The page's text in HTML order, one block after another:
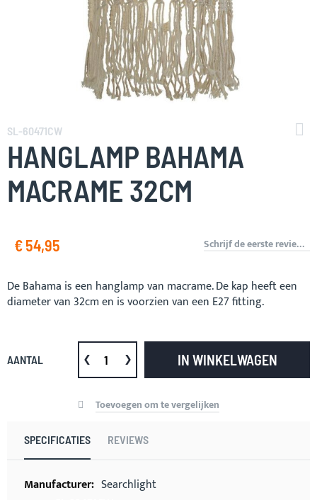
naar
het
begin
van
de
afbeeldingen-
SL-60471CW
HANGLAMP BAHAMA
MACRAME 32CM
€ 54,95 Schrijf de eerste review over dit product
De Bahama is een hanglamp van macrame. De kap heeft een
diameter van 32cm en is voorzien van een E27 fitting.
AANTAL IN WINKELWAGEN
Toevoegen om te vergelijken
SPECIFICATIES REVIEWS
Meer
Searchlight